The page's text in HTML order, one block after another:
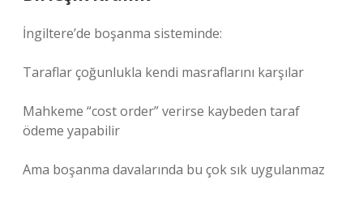
İngiltere’de boşanma sisteminde:
Taraflar çoğunlukla kendi masraflarını karşılar
Mahkeme “cost order” verirse kaybeden taraf
ödeme yapabilir
Ama boşanma davalarında bu çok sık uygulanmaz